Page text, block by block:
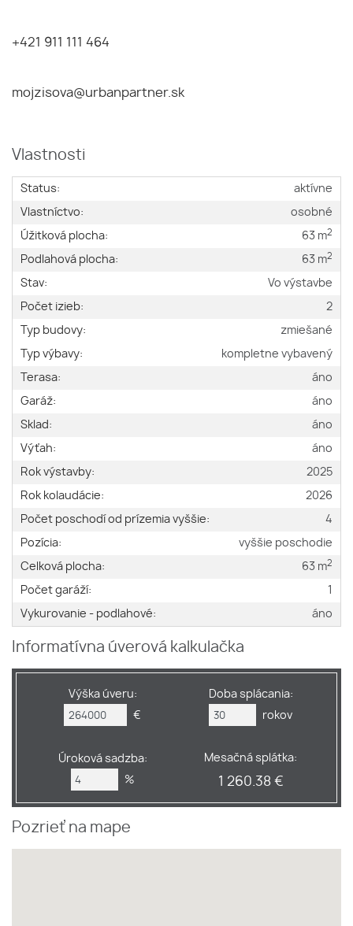
+421 911 111 464
mojzisova@urbanpartner.sk
Vlastnosti
Status:
aktívne
Vlastníctvo:
osobné
Úžitková plocha:
63 m2
Podlahová plocha: 63 m2
Stav:
Vo výstavbe
Počet izieb:
2
Typ budovy:
zmiešané
Typ výbavy:
kompletne vybavený
Terasa:
áno
Garáž:
áno
Sklad:
áno
Výťah:
áno
Rok výstavby:
2025
Rok kolaudácie:
2026
Počet poschodí od prízemia vyššie:
4
Pozícia:
vyššie poschodie
Celková plocha:
63 m2
Počet garáží:
1
Vykurovanie - podlahové:
áno
Informatívna úverová kalkulačka
Výška úveru:
€
Doba splácania:
rokov
Úroková sadzba:
%
Mesačná splátka:
1 260.38 €
Pozrieť na mape